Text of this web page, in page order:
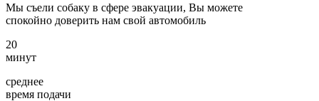
Мы съели собаку в сфере эвакуации, Вы можете
спокойно доверить нам свой автомобиль
20
минут
среднее
время подачи